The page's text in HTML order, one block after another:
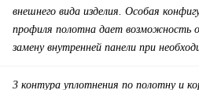
внешнего вида изделия. Особая
профиля полотна дает возможность
замену внутренней панели при
3 контура уплотнения по полотну и